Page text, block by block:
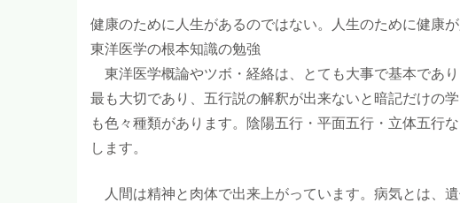
健康のために人生があるのではない。人生のために健康が
東洋医学の根本知識の勉強
東洋医学概論やツボ・経絡は、とても大事で基本であ
最も大切であり、五行説の解釈が出来ないと暗記だけの
も色々種類があります。陰陽五行・平面五行・立体五行
します。
人間は精神と肉体で出来上がっています。病気とは、